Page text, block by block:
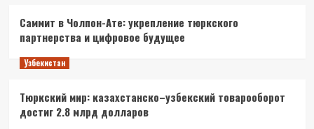
Саммит в Чолпон-Ате: укрепление тюркского
партнерства и цифровое будущее
Узбекистан
Тюркский мир: казахстанско–узбекский товарооборот
достиг 2.8 млрд долларов